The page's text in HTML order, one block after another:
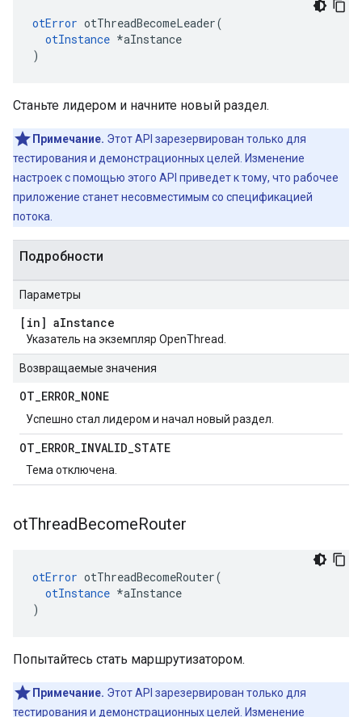
otError otThreadBecomeLeader(
otInstance *aInstance
)
Станьте лидером и начните новый раздел.
Примечание. Этот API зарезервирован только для
тестирования и демонстрационных целей. Изменение
настроек с помощью этого API приведет к тому, что рабочее
приложение станет несовместимым со спецификацией
потока.
Подробности
Параметры
[in] aInstance
Указатель на экземпляр OpenThread.
Возвращаемые значения
OT_ERROR_NONE
Успешно стал лидером и начал новый раздел.
OT_ERROR_INVALID_STATE
Тема отключена.
otThreadBecomeRouter
otError otThreadBecomeRouter(
otInstance *aInstance
)
Попытайтесь стать маршрутизатором.
Примечание. Этот API зарезервирован только для
тестирования и демонстрационных целей. Изменение